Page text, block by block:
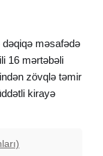
məsafədə
16 mərtəbəli
zövqlə təmir
kirayə
təchiz